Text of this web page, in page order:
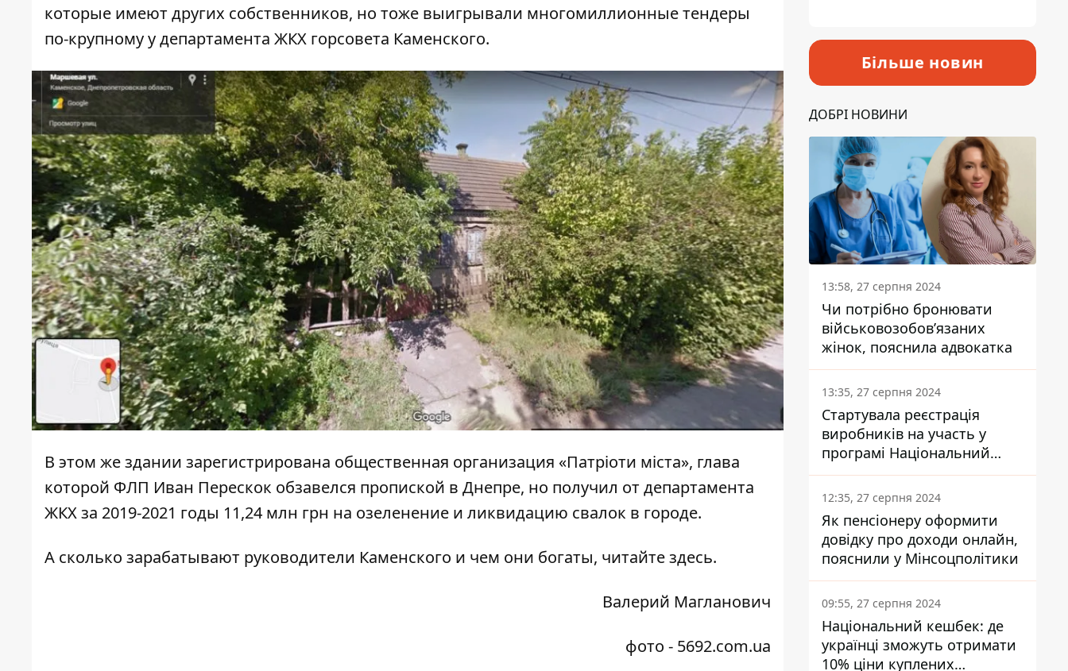
которые имеют других собственников, но тоже выигрывали многомиллионные тендеры
по-крупному у департамента ЖКХ горсовета Каменского.
В этом же здании зарегистрирована общественная организация «Патріоти міста», глава
которой ФЛП Иван Перескок обзавелся пропиской в Днепре, но получил от департамента
ЖКХ за 2019-2021 годы 11,24 млн грн на озеленение и ликвидацию свалок в городе.
А сколько зарабатывают руководители Каменского и чем они богаты, читайте здесь.
Валерий Магланович
фото - 5692.com.ua
Більше новин
ДОБРІ НОВИНИ
13:58, 27 серпня 2024
Чи потрібно бронювати
військовозобов’язаних
жінок, пояснила адвокатка
13:35, 27 серпня 2024
Стартувала реєстрація
виробників на участь у
програмі Національний
кешбек: як це зробити
через портал Дія
12:35, 27 серпня 2024
Як пенсіонеру оформити
довідку про доходи онлайн,
пояснили у Мінсоцполітики
09:55, 27 серпня 2024
Національний кешбек: де
українці зможуть отримати
10% ціни куплених